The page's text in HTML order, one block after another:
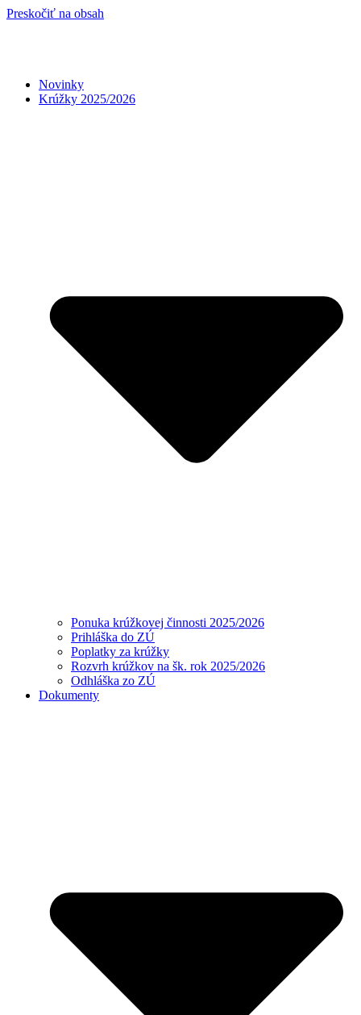
Preskočiť na obsah
Novinky
Krúžky 2025/2026
Ponuka krúžkovej činnosti 2025/2026
Prihláška do ZÚ
Poplatky za krúžky
Rozvrh krúžkov na šk. rok 2025/2026
Odhláška zo ZÚ
Dokumenty